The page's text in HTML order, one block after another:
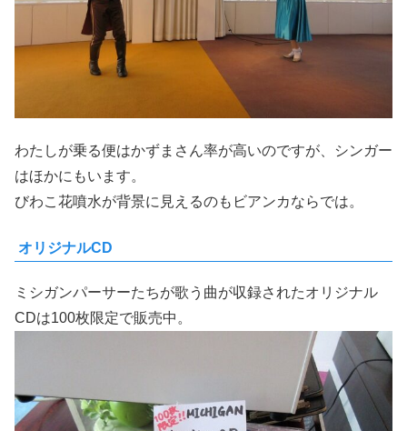
わたしが乗る便はかずまさん率が高いのですが、シンガー
はほかにもいます。
びわこ花噴水が背景に見えるのもビアンカならでは。
オリジナルCD
ミシガンパーサーたちが歌う曲が収録されたオリジナル
CDは100枚限定で販売中。